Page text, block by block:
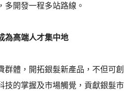
多開發一程多站路線。
為高端人才集中地
群體，開拓銀髮新產品，不但可
的掌握及市場觸覺，貢獻銀髮市